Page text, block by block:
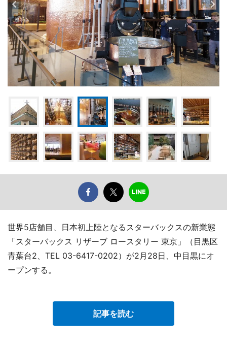
世界5店舗目、日本初上陸となるスターバックスの新業態
「スターバックス リザーブ ロースタリー 東京」（目黒区
青葉台2、TEL 03-6417-0202）が2月28日、中目黒にオ
ープンする。
記事を読む